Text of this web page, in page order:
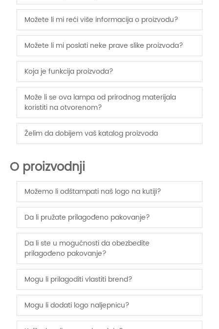
Možete li mi reći više informacija o proizvodu?
Možete li mi poslati neke prave slike proizvoda?
Koja je funkcija proizvoda?
Može li se ova lampa od prirodnog materijala
koristiti na otvorenom?
Želim da dobijem vaš katalog proizvoda
O proizvodnji
Možemo li odštampati naš logo na kutiji?
Da li pružate prilagođeno pakovanje?
Da li ste u mogućnosti da obezbedite
prilagođeno pakovanje?
Mogu li prilagoditi vlastiti brend?
Mogu li dodati logo naljepnicu?